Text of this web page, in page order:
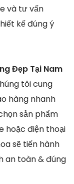
và tư vấn
kế đúng ý
Đẹp Tại Nam
tôi cung
hàng nhanh
sản phẩm
hoặc điện thoại
sẽ tiến hành
an toàn & đúng